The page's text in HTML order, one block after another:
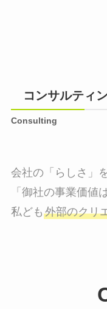
コンサルティ
Consulting
会社の「らしさ」
「御社の事業価
私ども 外部のクリ